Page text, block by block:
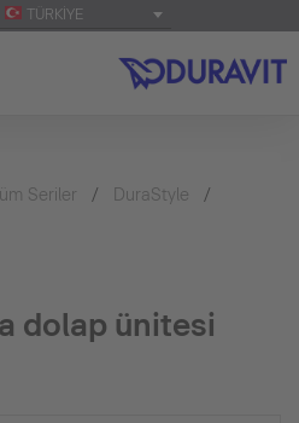
TÜRKIYE
Seriler
DuraStyle
dolap ünitesi